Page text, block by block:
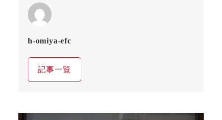
h-omiya-efc
記事一覧